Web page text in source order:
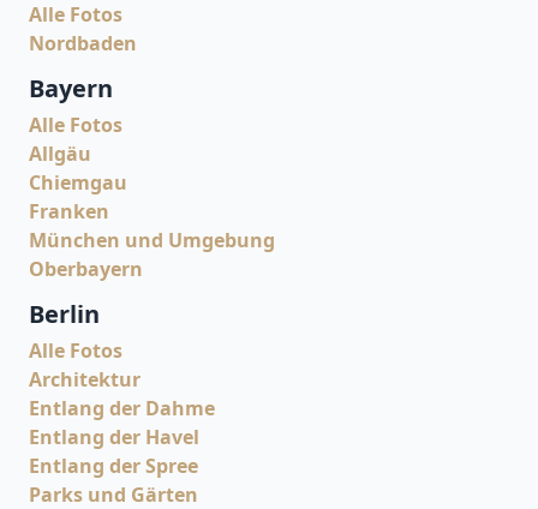
Alle Fotos
Nordbaden
Bayern
Alle Fotos
Allgäu
Chiemgau
Franken
München und Umgebung
Oberbayern
Berlin
Alle Fotos
Architektur
Entlang der Dahme
Entlang der Havel
Entlang der Spree
Parks und Gärten